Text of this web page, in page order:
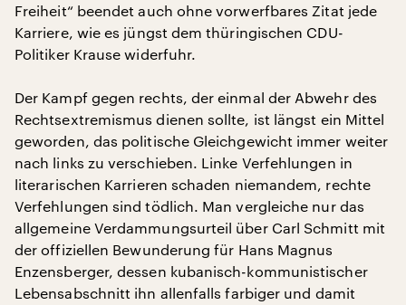
Freiheit“ beendet auch ohne vorwerfbares Zitat jede
Karriere, wie es jüngst dem thüringischen CDU-
Politiker Krause widerfuhr.
Der Kampf gegen rechts, der einmal der Abwehr des
Rechtsextremismus dienen sollte, ist längst ein Mittel
geworden, das politische Gleichgewicht immer weiter
nach links zu verschieben. Linke Verfehlungen in
literarischen Karrieren schaden niemandem, rechte
Verfehlungen sind tödlich. Man vergleiche nur das
allgemeine Verdammungsurteil über Carl Schmitt mit
der offiziellen Bewunderung für Hans Magnus
Enzensberger, dessen kubanisch-kommunistischer
Lebensabschnitt ihn allenfalls farbiger und damit